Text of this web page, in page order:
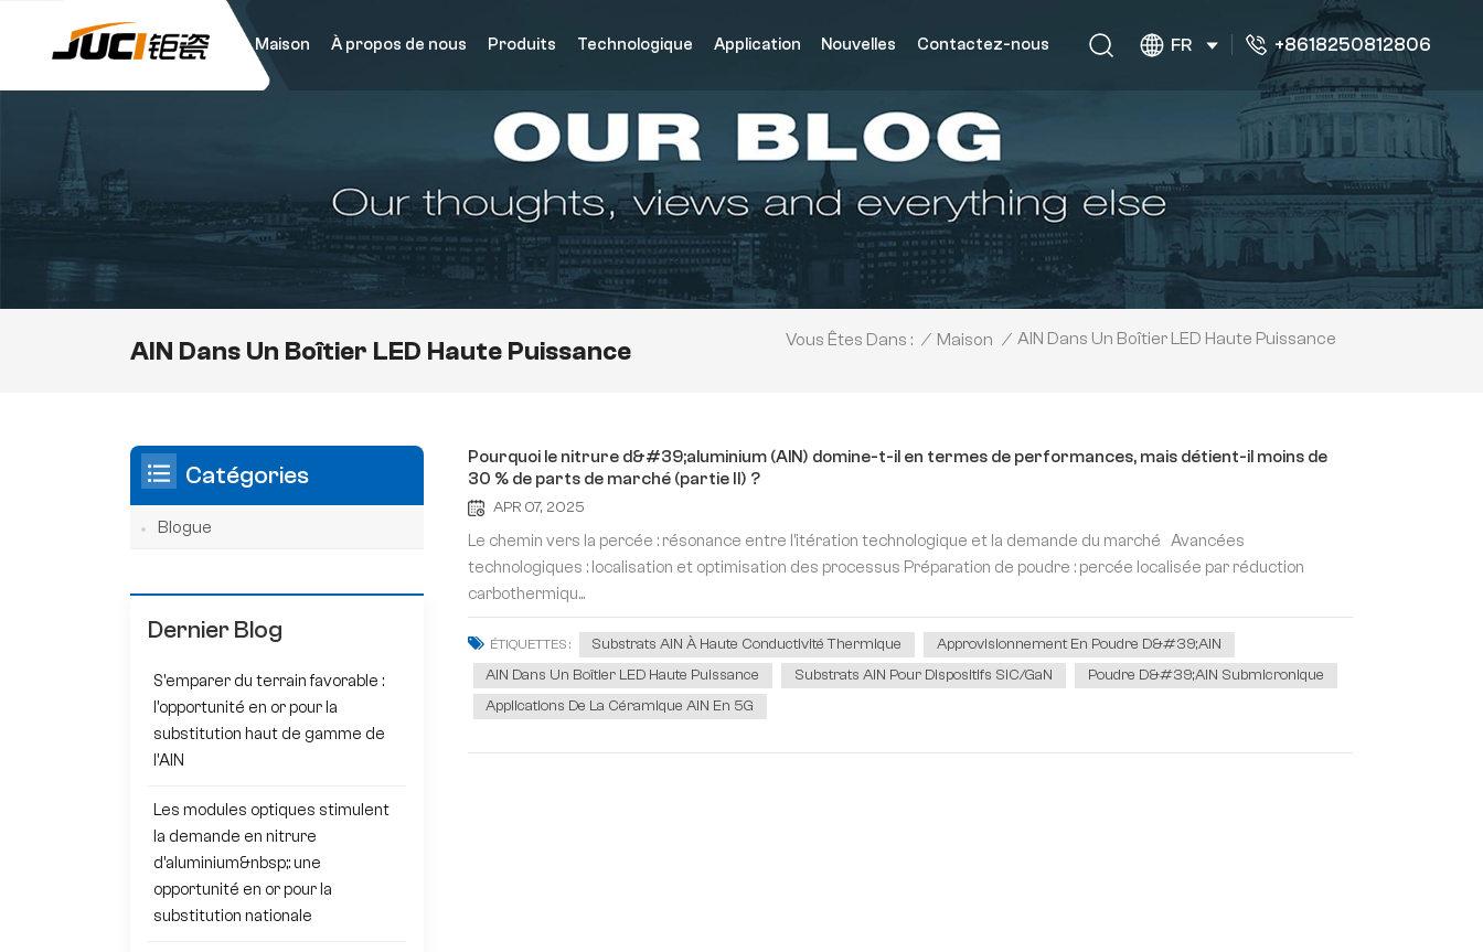
Maison À propos de nous Produits Technologique Application Nouvelles Contactez-nous FR +8618250812806
AlN Dans Un Boîtier LED Haute Puissance Vous Êtes Dans : / Maison / AlN Dans Un Boîtier LED Haute Puissance
Pourquoi le nitrure d&#39;aluminium (AlN) domine-t-il en termes de performances, mais détient-il moins de
30 % de parts de marché (partie II) ?
APR 07, 2025
Le chemin vers la percée : résonance entre l'itération technologique et la demande du marché Avancées
technologiques : localisation et optimisation des processus Préparation de poudre : percée localisée par réduction
carbothermiqu...
ÉTIQUETTES : Substrats AlN À Haute Conductivité Thermique
Approvisionnement En Poudre D&#39;AlN
AlN Dans Un Boîtier LED Haute Puissance
Substrats AlN Pour Dispositifs SiC/GaN
Poudre D&#39;AlN Submicronique
Applications De La Céramique AlN En 5G
Catégories
Blogue
Dernier Blog
S'emparer du terrain favorable :
l'opportunité en or pour la
substitution haut de gamme de
l'AlN
Les modules optiques stimulent
la demande en nitrure
d'aluminium&nbsp;: une
opportunité en or pour la
substitution nationale